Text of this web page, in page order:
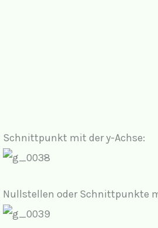
Schnittpunkt mit der y-Achse:
Nullstellen oder Schnittpunkte